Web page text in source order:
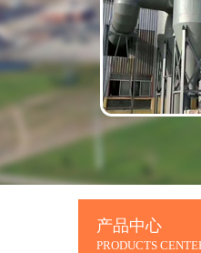
产品中心
PRODUCTS